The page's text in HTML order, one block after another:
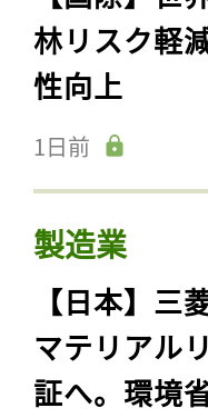
林リスク軽
性向上
1日前
製造業
【日本】三
マテリアル
証へ。環境